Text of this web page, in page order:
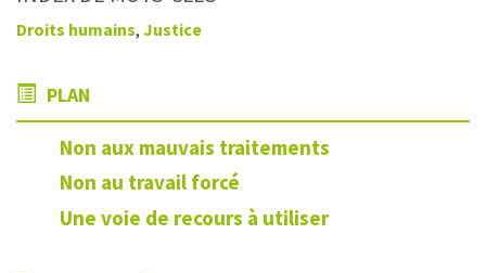
Droits humains, Justice
PLAN
Non aux mauvais traitements
Non au travail forcé
Une voie de recours à utiliser